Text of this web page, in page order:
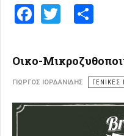
Facebook
Twitter
Οικο-
ΓΙΏΡΓΟΣ ΙΟΡΔΑΝΊΔΗΣ ΓΕΝΙΚΕΣ